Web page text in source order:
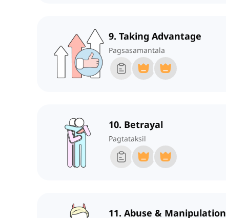
9. Taking Advantage
Pagsasamantala
10. Betrayal
Pagtataksil
11. Abuse & Manipulation